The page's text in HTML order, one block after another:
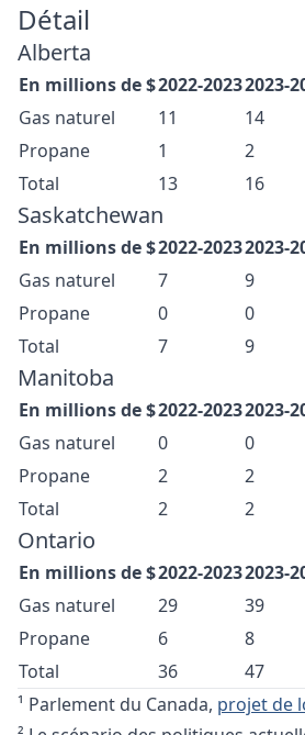
Détail
Alberta
En millions de $2022-20232023-
Gas naturel
11 14
Propane
1 2
Total
13 16
Saskatchewan
En millions de $2022-20232023-
Gas naturel
7 9
Propane
0 0
Total
7 9
Manitoba
En millions de $2022-20232023-
Gas naturel
0 0
Propane
2 2
Total
2 2
Ontario
En millions de $2022-20232023-
Gas naturel
29 39
Propane
6 8
Total
36 47
¹ Parlement du Canada, projet de